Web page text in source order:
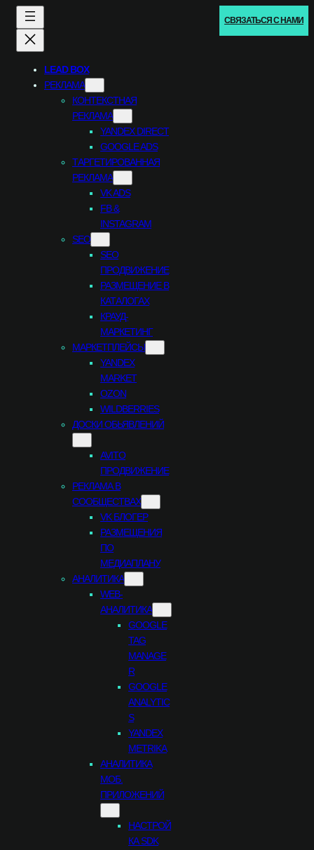
LEAD BOX
РЕКЛАМА
КОНТЕКСТНАЯ
РЕКЛАМА
YANDEX DIRECT
GOOGLE ADS
ТАРГЕТИРОВАННАЯ
РЕКЛАМА
VK ADS
FB &
INSTAGRAM
SEO
SEO
ПРОДВИЖЕНИЕ
РАЗМЕЩЕНИЕ В
КАТАЛОГАХ
КРАУД-
МАРКЕТИНГ
МАРКЕТПЛЕЙСЫ
YANDEX
MARKET
OZON
WILDBERRIES
ДОСКИ ОБЬЯВЛЕНИЙ
AVITO
ПРОДВИЖЕНИЕ
РЕКЛАМА В
СООБЩЕСТВАХ
VK БЛОГЕР
РАЗМЕЩЕНИЯ
ПО
МЕДИАПЛАНУ
АНАЛИТИКА
WEB-
АНАЛИТИКА
GOOGLE
TAG
MANAGE
R
GOOGLE
ANALYTIC
S
YANDEX
METRIKA
АНАЛИТИКА
МОБ.
ПРИЛОЖЕНИЙ
НАСТРОЙ
КА SDK
СВЯЗАТЬСЯ С НАМИ